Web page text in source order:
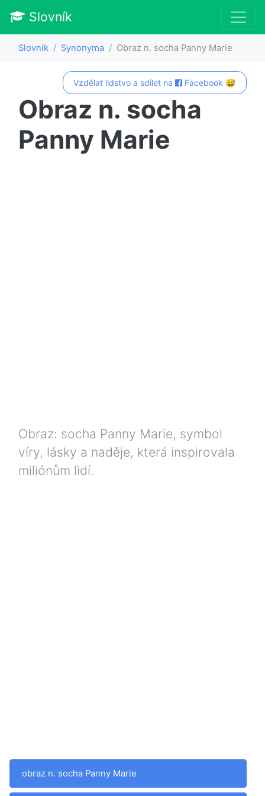
Slovník
Slovník Synonyma Obraz n. socha Panny Marie
Vzdělat lidstvo a sdílet na Facebook 😅
Obraz n. socha
Panny Marie
Obraz: socha Panny Marie, symbol
víry, lásky a naděje, která inspirovala
miliónům lidí.
obraz n. socha Panny Marie